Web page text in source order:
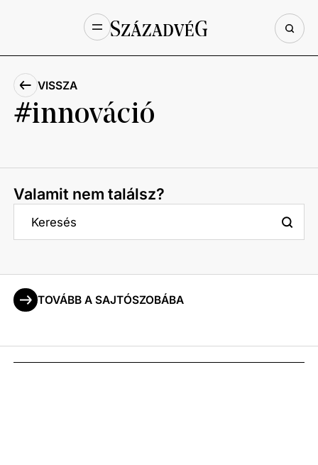
innováció
VISSZA
Valamit nem találsz?
TOVÁBB A SAJTÓSZOBÁBA